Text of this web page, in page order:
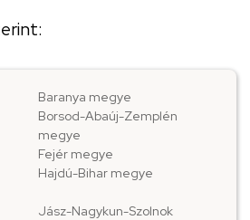
Baranya megye
Borsod-Abaúj-Zemplén
megye
Fejér megye
Hajdú-Bihar megye
Jász-Nagykun-Szolnok